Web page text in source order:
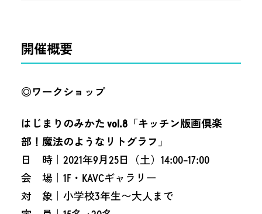
開催概要
◎ワークショップ
はじまりのみかた vol.8「キッチン版画倶楽
部！魔法のようなリトグラフ」
日 時｜2021年9月25日（土）14:00−17:00
会 場｜1F・KAVCギャラリー
対 象｜小学校3年生〜大人まで